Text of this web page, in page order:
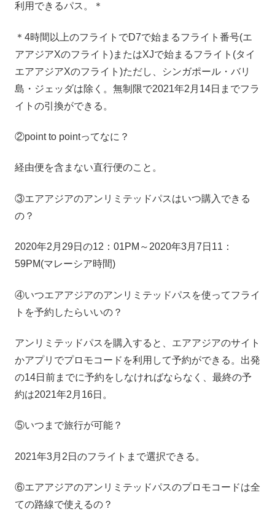
利用できるパス。＊
＊4時間以上のフライトでD7で始まるフライト番号(エ
アアジアXのフライト)またはXJで始まるフライト(タイ
エアアジアXのフライト)ただし、シンガポール・バリ
島・ジェッダは除く。無制限で2021年2月14日までフラ
イトの引換ができる。
②point to pointってなに？
経由便を含まない直行便のこと。
③エアアジアのアンリミテッドパスはいつ購入できる
の？
2020年2月29日の12：01PM～2020年3月7日11：
59PM(マレーシア時間)
④いつエアアジアのアンリミテッドパスを使ってフライ
トを予約したらいいの？
アンリミテッドパスを購入すると、エアアジアのサイト
かアプリでプロモコードを利用して予約ができる。出発
の14日前までに予約をしなければならなく、最終の予
約は2021年2月16日。
⑤いつまで旅行が可能？
2021年3月2日のフライトまで選択できる。
⑥エアアジアのアンリミテッドパスのプロモコードは全
ての路線で使えるの？